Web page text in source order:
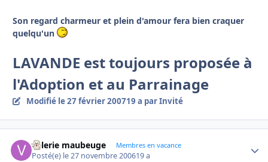
Son regard charmeur et plein d'amour fera bien craquer
quelqu'un
LAVANDE est toujours proposée à
l'Adoption et au Parrainage
Modifié le 27 février 200719 a par Invité
valerie maubeuge Membres en vacance
Posté(e) le 27 novembre 200619 a